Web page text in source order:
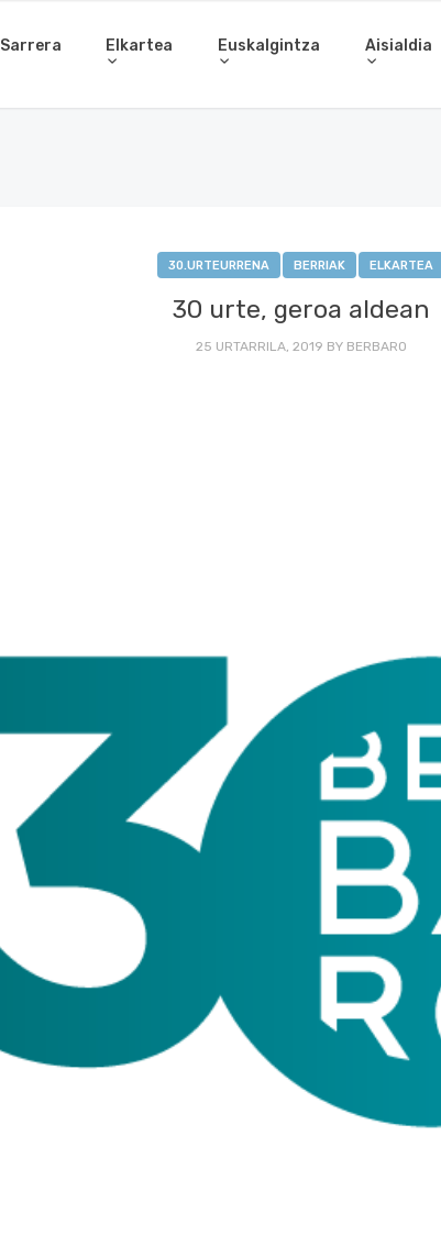
Sarrera Elkartea Euskalgintza Aisialdia
30.URTEURRENA BERRIAK ELKARTEA
30 urte, geroa aldean
25 URTARRILA, 2019 BY BERBARO